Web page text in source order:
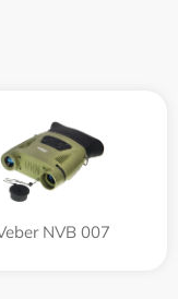
NVB 007